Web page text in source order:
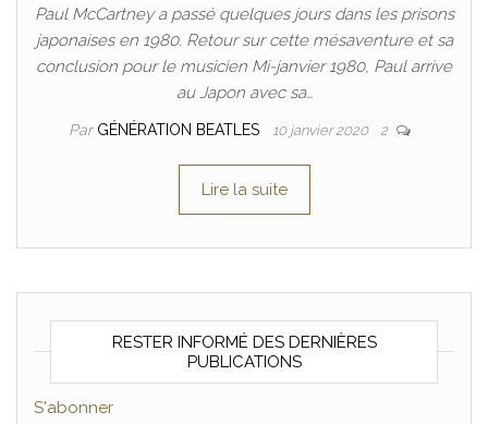
Paul McCartney a passé quelques jours dans les prisons
japonaises en 1980. Retour sur cette mésaventure et sa
conclusion pour le musicien Mi-janvier 1980, Paul arrive
au Japon avec sa…
Par GÉNÉRATION BEATLES 10 janvier 2020 2
Lire la suite
RESTER INFORMÉ DES DERNIÈRES
PUBLICATIONS
S'abonner